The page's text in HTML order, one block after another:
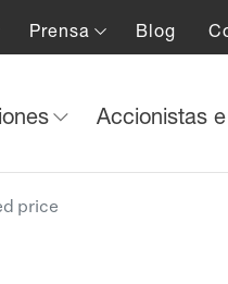
Prensa Blog
Accionistas
price